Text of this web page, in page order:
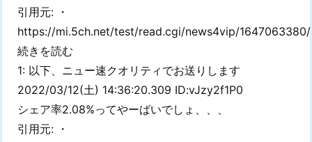
引用元: ・
https://mi.5ch.net/test/read.cgi/news4vip/1647063380/
続きを読む
1: 以下、ニュー速クオリティでお送りします
2022/03/12(土) 14:36:20.309 ID:vJzy2f1P0
シェア率2.08%ってやーばいでしょ、、、
引用元: ・